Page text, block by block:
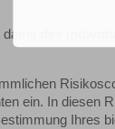
damit
ein. In diesen
Ihres